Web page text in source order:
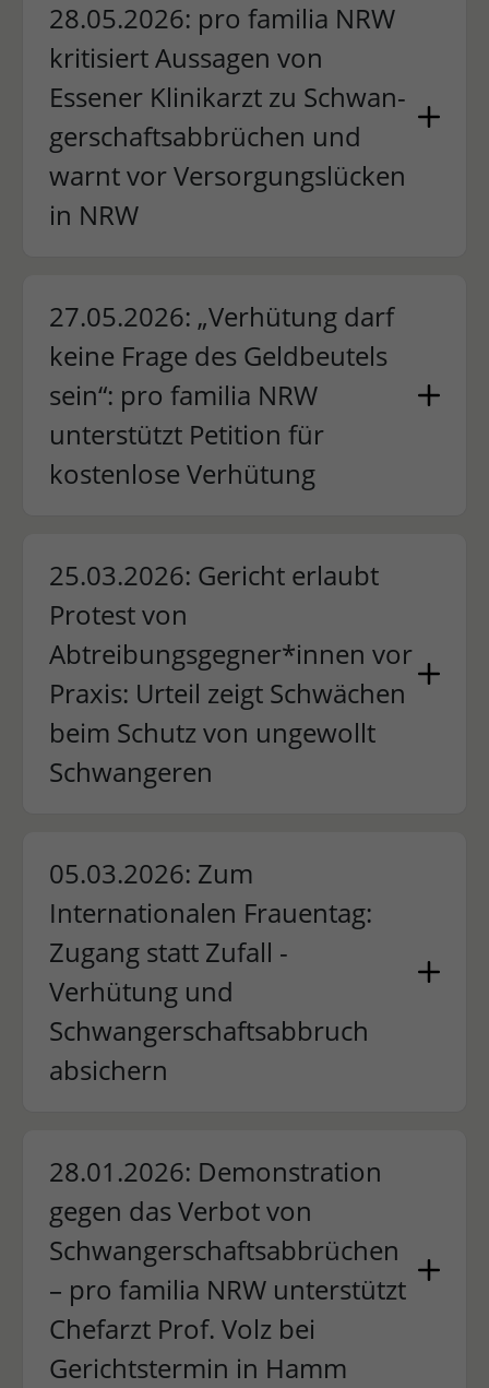
28.05.2026: pro familia NRW
kritisiert Aussagen von
Essener Klinikarzt zu Schwan-
gerschaftsabbrüchen und
warnt vor Versorgungslücken
in NRW
27.05.2026: „Verhütung darf
keine Frage des Geldbeutels
sein“: pro familia NRW
unterstützt Petition für
kostenlose Verhütung
25.03.2026: Gericht erlaubt
Protest von
Abtreibungsgegner*innen vor
Praxis: Urteil zeigt Schwächen
beim Schutz von ungewollt
Schwangeren
05.03.2026: Zum
Internationalen Frauentag:
Zugang statt Zufall -
Verhütung und
Schwangerschaftsabbruch
absichern
28.01.2026: Demonstration
gegen das Verbot von
Schwangerschaftsabbrüchen
– pro familia NRW unterstützt
Chefarzt Prof. Volz bei
Gerichtstermin in Hamm